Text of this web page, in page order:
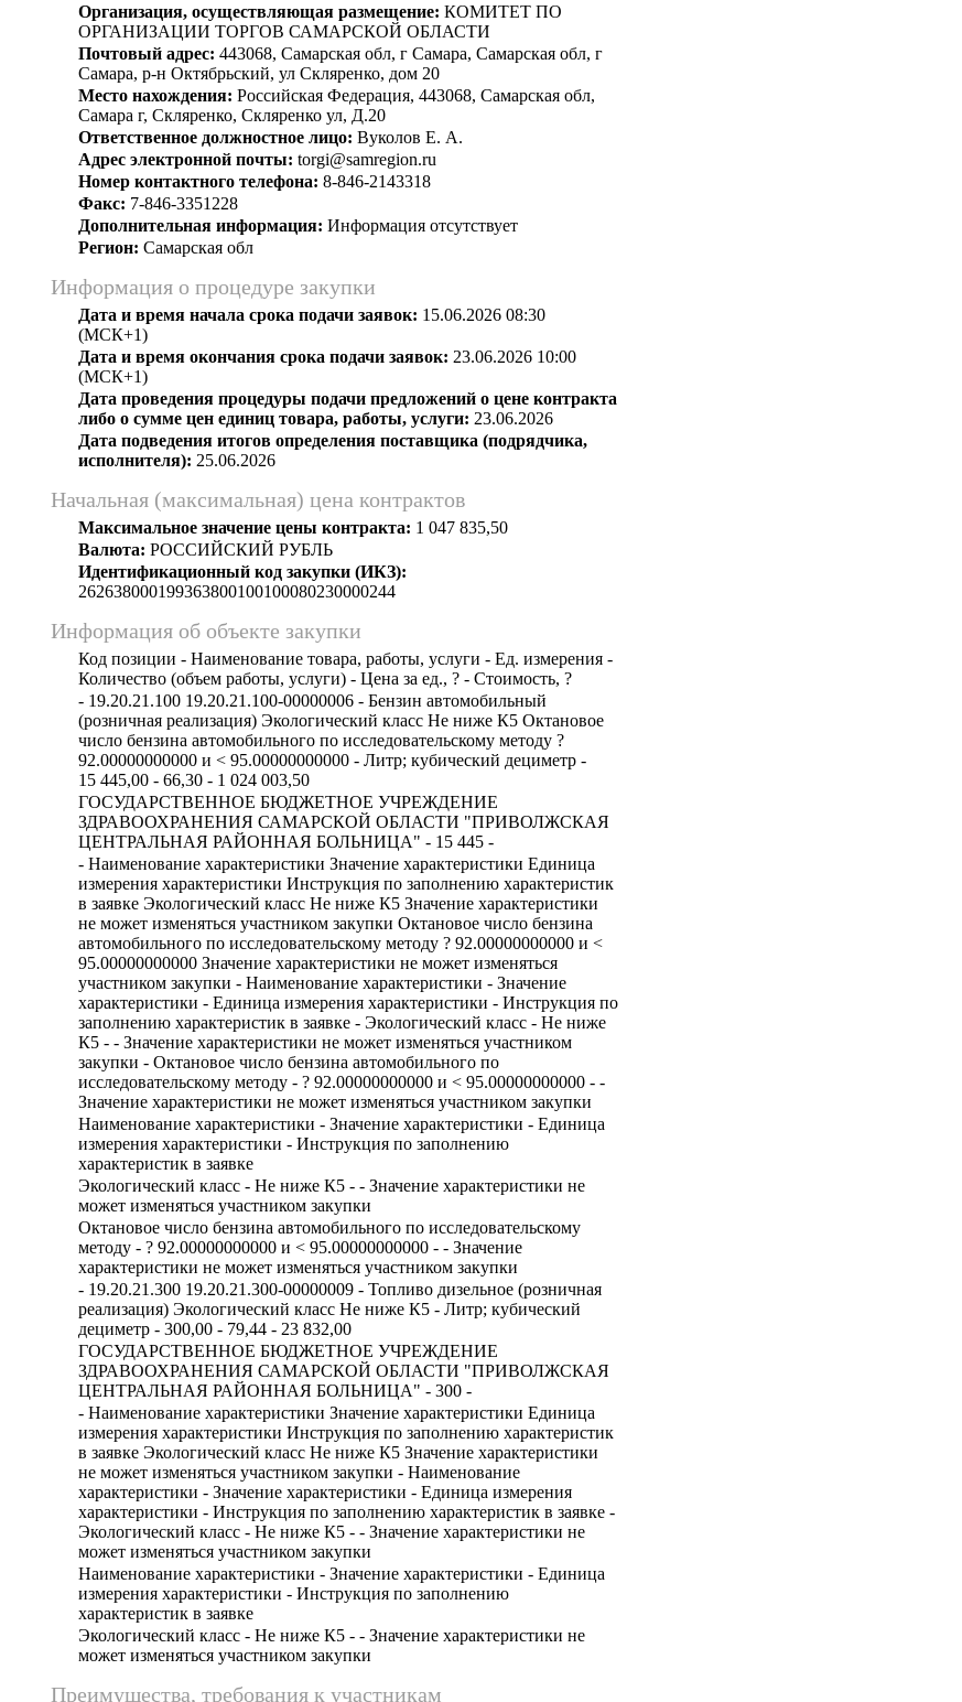
Организация, осуществляющая размещение: КОМИТЕТ ПО
ОРГАНИЗАЦИИ ТОРГОВ САМАРСКОЙ ОБЛАСТИ
Почтовый адрес: 443068, Самарская обл, г Самара, Самарская обл, г
Самара, р-н Октябрьский, ул Скляренко, дом 20
Место нахождения: Российская Федерация, 443068, Самарская обл,
Самара г, Скляренко, Скляренко ул, Д.20
Ответственное должностное лицо: Вуколов Е. А.
Адрес электронной почты: torgi@samregion.ru
Номер контактного телефона: 8-846-2143318
Факс: 7-846-3351228
Дополнительная информация: Информация отсутствует
Регион: Самарская обл
Информация о процедуре закупки
Дата и время начала срока подачи заявок: 15.06.2026 08:30
(МСК+1)
Дата и время окончания срока подачи заявок: 23.06.2026 10:00
(МСК+1)
Дата проведения процедуры подачи предложений о цене контракта
либо о сумме цен единиц товара, работы, услуги: 23.06.2026
Дата подведения итогов определения поставщика (подрядчика,
исполнителя): 25.06.2026
Начальная (максимальная) цена контрактов
Максимальное значение цены контракта: 1 047 835,50
Валюта: РОССИЙСКИЙ РУБЛЬ
Идентификационный код закупки (ИКЗ):
262638000199363800100100080230000244
Информация об объекте закупки
Код позиции - Наименование товара, работы, услуги - Ед. измерения -
Количество (объем работы, услуги) - Цена за ед., ? - Стоимость, ?
- 19.20.21.100 19.20.21.100-00000006 - Бензин автомобильный
(розничная реализация) Экологический класс Не ниже К5 Октановое
число бензина автомобильного по исследовательскому методу ?
92.00000000000 и < 95.00000000000 - Литр; кубический дециметр -
15 445,00 - 66,30 - 1 024 003,50
ГОСУДАРСТВЕННОЕ БЮДЖЕТНОЕ УЧРЕЖДЕНИЕ
ЗДРАВООХРАНЕНИЯ САМАРСКОЙ ОБЛАСТИ "ПРИВОЛЖСКАЯ
ЦЕНТРАЛЬНАЯ РАЙОННАЯ БОЛЬНИЦА" - 15 445 -
- Наименование характеристики Значение характеристики Единица
измерения характеристики Инструкция по заполнению характеристик
в заявке Экологический класс Не ниже К5 Значение характеристики
не может изменяться участником закупки Октановое число бензина
автомобильного по исследовательскому методу ? 92.00000000000 и <
95.00000000000 Значение характеристики не может изменяться
участником закупки - Наименование характеристики - Значение
характеристики - Единица измерения характеристики - Инструкция по
заполнению характеристик в заявке - Экологический класс - Не ниже
К5 - - Значение характеристики не может изменяться участником
закупки - Октановое число бензина автомобильного по
исследовательскому методу - ? 92.00000000000 и < 95.00000000000 - -
Значение характеристики не может изменяться участником закупки
Наименование характеристики - Значение характеристики - Единица
измерения характеристики - Инструкция по заполнению
характеристик в заявке
Экологический класс - Не ниже К5 - - Значение характеристики не
может изменяться участником закупки
Октановое число бензина автомобильного по исследовательскому
методу - ? 92.00000000000 и < 95.00000000000 - - Значение
характеристики не может изменяться участником закупки
- 19.20.21.300 19.20.21.300-00000009 - Топливо дизельное (розничная
реализация) Экологический класс Не ниже К5 - Литр; кубический
дециметр - 300,00 - 79,44 - 23 832,00
ГОСУДАРСТВЕННОЕ БЮДЖЕТНОЕ УЧРЕЖДЕНИЕ
ЗДРАВООХРАНЕНИЯ САМАРСКОЙ ОБЛАСТИ "ПРИВОЛЖСКАЯ
ЦЕНТРАЛЬНАЯ РАЙОННАЯ БОЛЬНИЦА" - 300 -
- Наименование характеристики Значение характеристики Единица
измерения характеристики Инструкция по заполнению характеристик
в заявке Экологический класс Не ниже К5 Значение характеристики
не может изменяться участником закупки - Наименование
характеристики - Значение характеристики - Единица измерения
характеристики - Инструкция по заполнению характеристик в заявке -
Экологический класс - Не ниже К5 - - Значение характеристики не
может изменяться участником закупки
Наименование характеристики - Значение характеристики - Единица
измерения характеристики - Инструкция по заполнению
характеристик в заявке
Экологический класс - Не ниже К5 - - Значение характеристики не
может изменяться участником закупки
Преимущества, требования к участникам